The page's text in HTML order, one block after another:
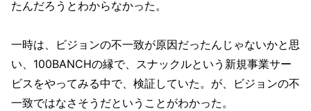
たんだろうとわからなかった。
一時は、ビジョンの不一致が原因だったんじゃないかと思
い、100BANCHの縁で、スナックルという新規事業サー
ビスをやってみる中で、検証していた。が、ビジョンの不
一致ではなさそうだということがわかった。